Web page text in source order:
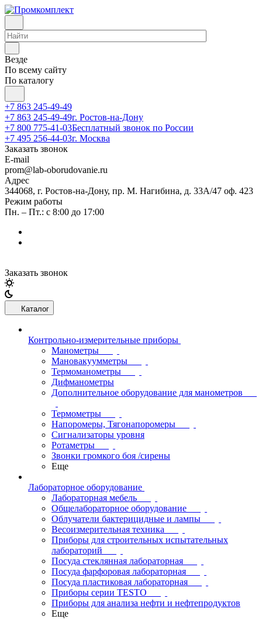
Везде
По всему сайту
По каталогу
+7 863 245-49-49
+7 863 245-49-49г. Ростов-на-Дону
+7 800 775-41-03Бесплатный звонок по России
+7 495 256-44-03г. Москва
Заказать звонок
E-mail
prom@lab-oborudovanie.ru
Адрес
344068, г. Ростов-на-Дону, пр. М. Нагибина, д. 33А/47 оф. 423
Режим работы
Пн. – Пт.: с 8:00 до 17:00
Заказать звонок
Каталог
Контрольно-измерительные приборы
Манометры
Мановакуумметры
Термоманометры
Дифманометры
Дополнительное оборудование для манометров
Термометры
Напоромеры, Тягонапоромеры
Сигнализаторы уровня
Ротаметры
Звонки громкого боя /сирены
Еще
Лабораторное оборудование
Лабораторная мебель
Общелабораторное оборудование
Облучатели бактерицидные и лампы
Весоизмерительная техника
Приборы для строительных испытательных
лабораторий
Посуда стеклянная лабораторная
Посуда фарфоровая лабораторная
Посуда пластиковая лабораторная
Приборы серии TESTO
Приборы для анализа нефти и нефтепродуктов
Еще